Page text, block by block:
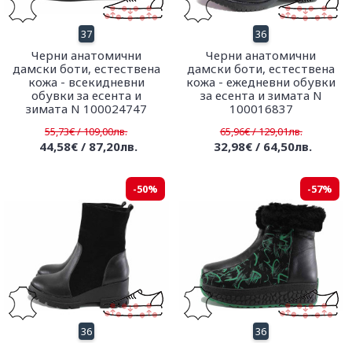
37
Черни анатомични
дамски боти, естествена
кожа - всекидневни
обувки за есента и
зимата N 100024747
55,73€ / 109,00лв.
44,58€ / 87,20лв.
36
Черни анатомични
дамски боти, естествена
кожа - ежедневни обувки
за есента и зимата N
100016837
65,96€ / 129,01лв.
32,98€ / 64,50лв.
-50%
36
-57%
36